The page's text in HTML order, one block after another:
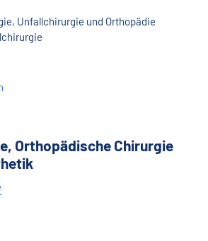
Unfallchirurgie und Orthopädie
Orthopädische Chirurgie